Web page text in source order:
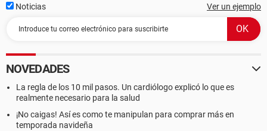
Noticias Ver un ejemplo
NOVEDADES
La regla de los 10 mil pasos. Un cardiólogo explicó lo que es
realmente necesario para la salud
¡No caigas! Así es como te manipulan para comprar más en
temporada navideña